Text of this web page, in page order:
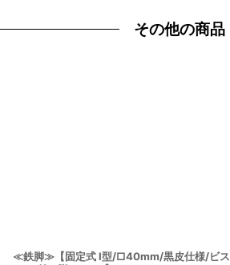
その他の商品
≪鉄脚≫【固定式 I型/□40mm/黒皮仕様/ビス